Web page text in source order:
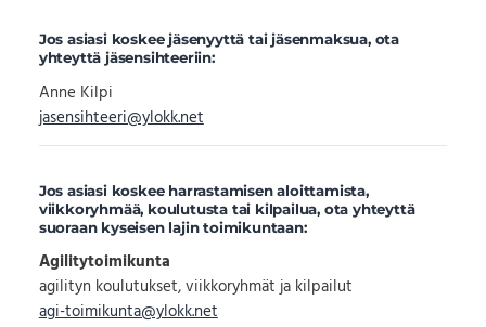
Jos asiasi koskee jäsenyyttä tai jäsenmaksua, ota
yhteyttä jäsensihteeriin:
Anne Kilpi
jasensihteeri@ylokk.net
Jos asiasi koskee harrastamisen aloittamista,
viikkoryhmää, koulutusta tai kilpailua, ota yhteyttä
suoraan kyseisen lajin toimikuntaan:
Agilitytoimikunta
agilityn koulutukset, viikkoryhmät ja kilpailut
agi-toimikunta@ylokk.net